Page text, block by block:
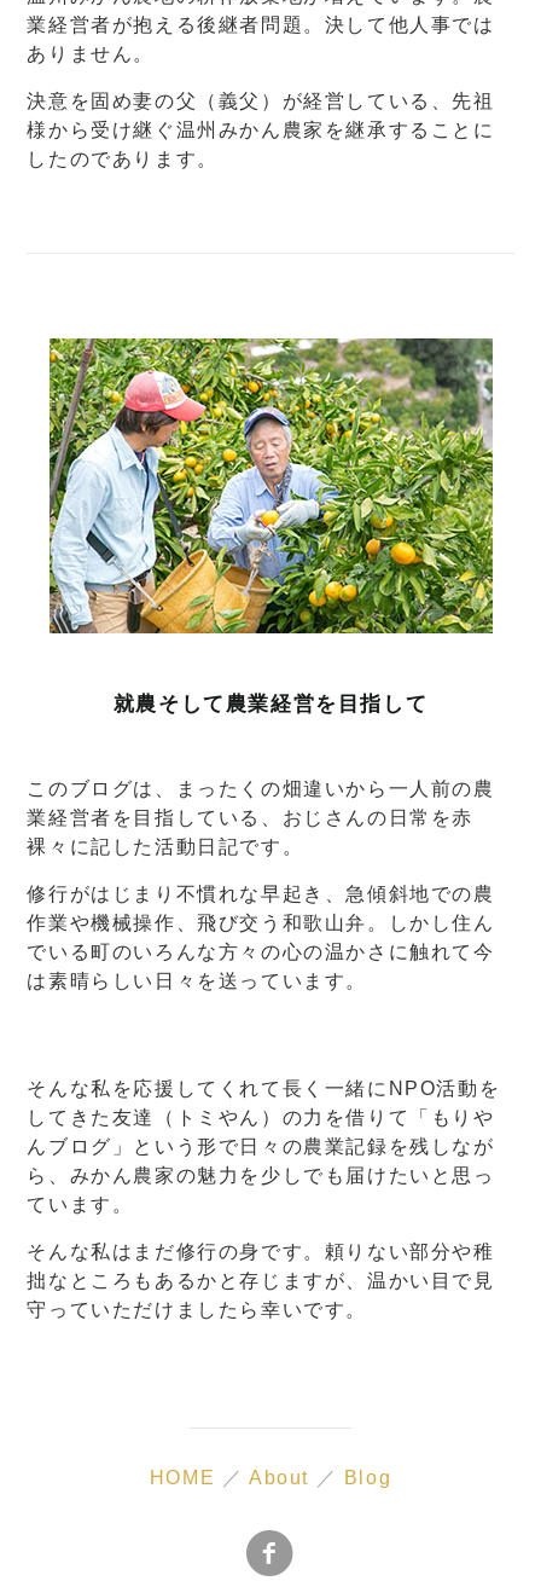
業経営者が抱える後継者問題。決して他人事では
ありません。
決意を固め妻の父（義父）が経営している、先祖
様から受け継ぐ温州みかん農家を継承することに
したのであります。
就農そして農業経営を目指して
このブログは、まったくの畑違いから一人前の農
業経営者を目指している、おじさんの日常を赤
裸々に記した活動日記です。
修行がはじまり不慣れな早起き、急傾斜地での農
作業や機械操作、飛び交う和歌山弁。しかし住ん
でいる町のいろんな方々の心の温かさに触れて今
は素晴らしい日々を送っています。
そんな私を応援してくれて長く一緒にNPO活動を
してきた友達（トミやん）の力を借りて「もりや
んブログ」という形で日々の農業記録を残しなが
ら、みかん農家の魅力を少しでも届けたいと思っ
ています。
そんな私はまだ修行の身です。頼りない部分や稚
拙なところもあるかと存じますが、温かい目で見
守っていただけましたら幸いです。
HOME ／ About ／ Blog